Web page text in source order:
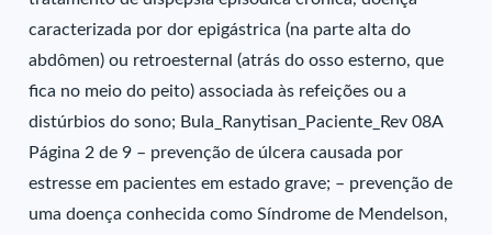
caracterizada por dor epigástrica (na parte alta do
abdômen) ou retroesternal (atrás do osso esterno, que
fica no meio do peito) associada às refeições ou a
distúrbios do sono; Bula_Ranytisan_Paciente_Rev 08A
Página 2 de 9 – prevenção de úlcera causada por
estresse em pacientes em estado grave; – prevenção de
uma doença conhecida como Síndrome de Mendelson,